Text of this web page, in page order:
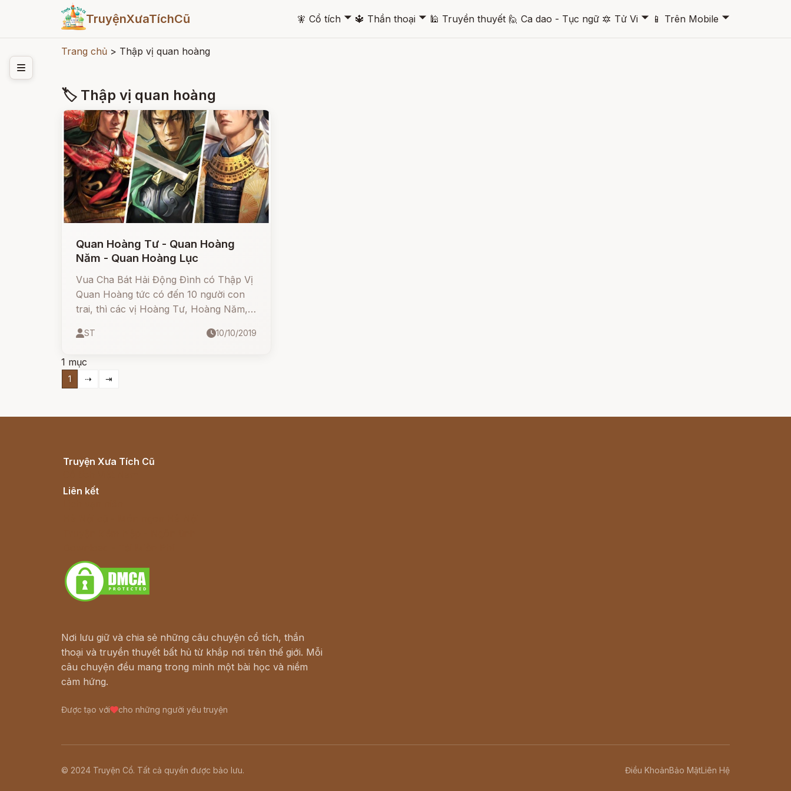
TruyệnXưaTíchCũ 🧚 Cổ tích 🞃 🔱 Thần thoại 🞃 🕌 Truyền thuyết 🙋 Ca dao - Tục ngữ 🔯 Tử Vi 🞃 📱 Trên Mobile 🞃
Trang chủ > Thập vị quan hoàng
🏷 Thập vị quan hoàng
Quan Hoàng Tư - Quan Hoàng
Năm - Quan Hoàng Lục
Vua Cha Bát Hải Động Đình có Thập Vị
Quan Hoàng tức có đến 10 người con
trai, thì các vị Hoàng Tư, Hoàng Năm,
rõ lai lịch thần tích, không có đền thờ
đồng.
ST 10/10/2019
1 mục
1 ⇢ ⇥
Truyện Xưa Tích Cũ
Liên kết
Nơi lưu giữ và chia sẻ những câu chuyện cổ tích, thần
thoại và truyền thuyết bất hủ từ khắp nơi trên thế giới. Mỗi
câu chuyện đều mang trong mình một bài học và niềm
cảm hứng.
Được tạo với cho những người yêu truyện
© 2024 Truyện Cổ. Tất cả quyền được bảo lưu. Điều KhoảnBảo MậtLiên Hệ